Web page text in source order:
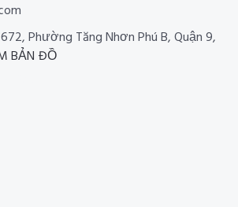
Phường Tăng Nhơn Phú B, Quận 9,
BẢN ĐỒ